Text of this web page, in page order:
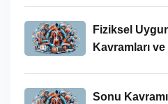
Fiziksel
Kavramları
Sonu